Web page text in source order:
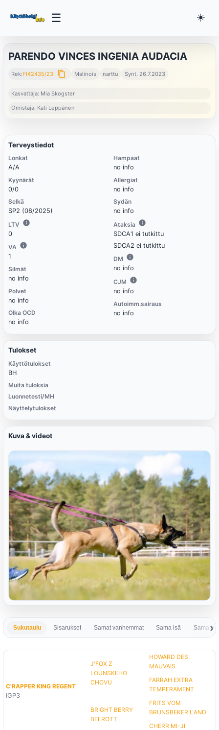
☰ ☀️
PARENDO VINCES INGENIA AUDACIA
Rek:FI42435/23 content_copy Malinois narttu Synt. 26.7.2023
Kasvattaja: Mia Skogster
Omistaja: Kati Leppänen
Terveystiedot
Lonkat
A/A
Kyynärät
0/0
Selkä
SP2 (08/2025)
LTV
0
VA
1
Silmät
no info
Polvet
no info
Olka OCD
no info
Hampaat
no info
Allergiat
no info
Sydän
no info
Ataksia
SDCA1 ei tutkittu
SDCA2 ei tutkittu
DM
no info
CJM
no info
Autoimm.sairaus
no info
Tulokset
Käyttötulokset
BH
Muita tuloksia
Luonnetesti/MH
Näyttelytulokset
Kuva & videot
Sukutaulu Sisarukset Samat vanhemmat Sama isä Sama
C'RAPPER KING REGENT
IGP3
J'FOX Z
LOUNSKEHO
CHOVU
HOWARD DES
MAUVAIS
FARRAH EXTRA
TEMPERAMENT
BRIGHT BERRY
BELROTT
FRITS VOM
BRUNSBEKER LAND
CHERR MI-JI